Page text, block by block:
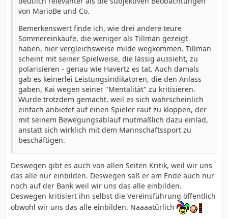
von MarioBe und Co.
Bemerkenswert finde ich, wie drei andere teure
Sommereinkäufe, die weniger als Tillman gezeigt
haben, hier vergleichsweise milde wegkommen. Tillman
scheint mit seiner Spielweise, die lässig aussieht, zu
polarisieren - genau wie Havertz es tat. Auch damals
gab es keinerlei Leistungsindikatoren, die den Anlass
gaben, Kai wegen seiner "Mentalität" zu kritisieren.
Wurde trotzdem gemacht, weil es sich wahrscheinlich
einfach anbietet auf einen Spieler rauf zu kloppen, der
mit seinem Bewegungsablauf mutmaßlich dazu einläd,
anstatt sich wirklich mit dem Mannschaftssport zu
beschäftigen.
Deswegen gibt es auch von allen Seiten Kritik, weil wir uns
das alle nur einbilden. Deswegen saß er am Ende auch nur
noch auf der Bank weil wir uns das alle einbilden.
Deswegen kritisiert ihn selbst die Vereinsführung öffentlich
obwohl wir uns das alle einbilden. Naaaatürlich